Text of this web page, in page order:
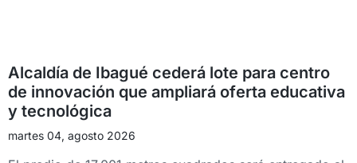
Alcaldía de Ibagué cederá lote para centro
de innovación que ampliará oferta educativa
y tecnológica
martes 04, agosto 2026